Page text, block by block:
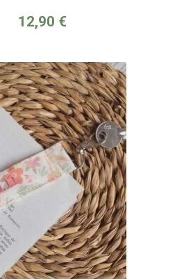
12,90 €